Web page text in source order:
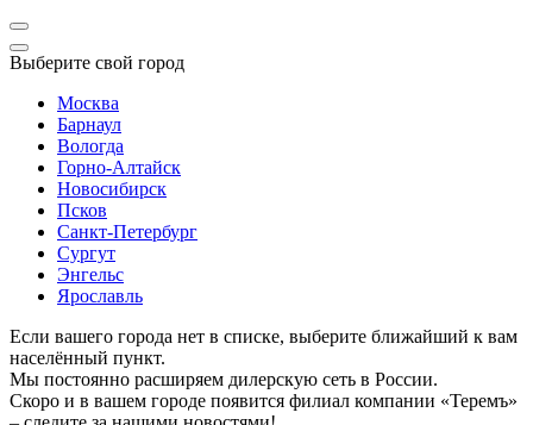
Выберите свой город
Москва
Барнаул
Вологда
Горно-Алтайск
Новосибирск
Псков
Санкт-Петербург
Сургут
Энгельс
Ярославль
Если вашего города нет в списке, выберите ближайший к вам
населённый пункт.
Мы постоянно расширяем дилерскую сеть в России.
Скоро и в вашем городе появится филиал компании «Теремъ»